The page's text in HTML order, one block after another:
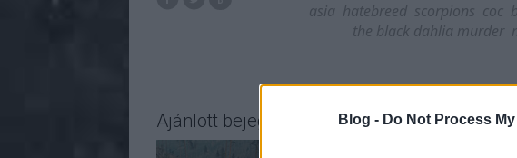
Blog - Do Not Process
asia hatebreed scorpions coc
the black dahlia murder
Ajánlott bejegyzések: